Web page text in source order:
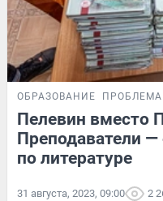
ОБРАЗОВАНИЕ ПРОБЛЕМА
Пелевин вместо
Преподаватели
по литературе
31 августа, 2023, 09:00 2